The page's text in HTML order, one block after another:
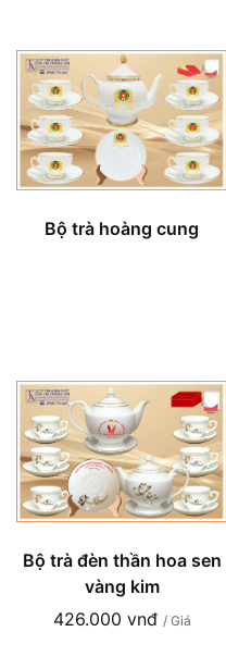
Bộ trà hoàng cung
Bộ trà đèn thần hoa sen
vàng kim
426.000 vnđ / Giá